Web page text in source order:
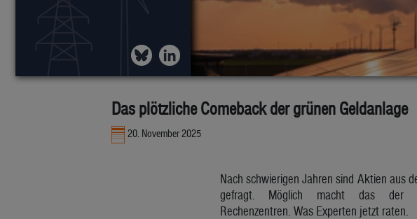
Das plötzliche Comeback der grünen Geldanlage
20. November 2025
Nach schwierigen Jahren sind Aktien aus
gefragt. Möglich macht das der
Rechenzentren. Was Experten jetzt raten.